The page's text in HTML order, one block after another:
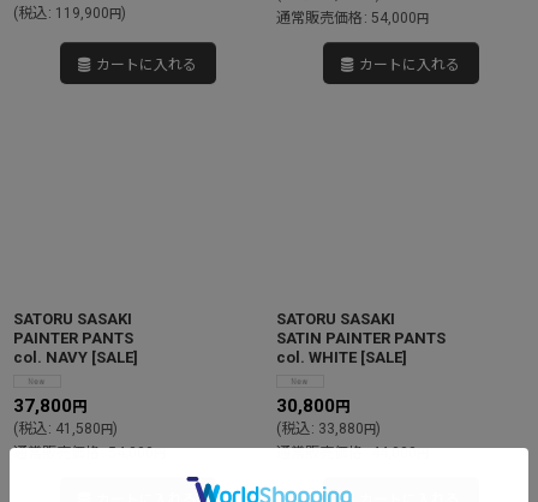
(税込: 119,900円)
カートに入れる
通常販売価格 : 54,000円
カートに入れる
SATORU SASAKI
PAINTER PANTS
col. NAVY [SALE]
37,800 円
(税込: 41,580円)
通常販売価格: 54,000円
SATORU SASAKI
SATIN PAINTER PANTS
col. WHITE [SALE]
30,800 円
(税込: 33,880円)
通常販売価格: 44,000円